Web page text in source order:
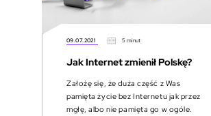
09.07.2021 5 minut
Jak Internet zmienił Polskę?
Założę się, że duża część z Was
pamięta życie bez Internetu jak przez
mgłę, albo nie pamięta go w ogóle.